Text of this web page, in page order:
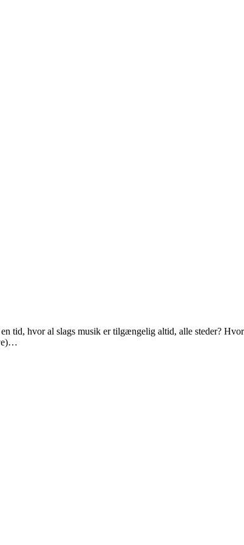
tid, hvor al slags musik er tilgængelig altid, alle steder?